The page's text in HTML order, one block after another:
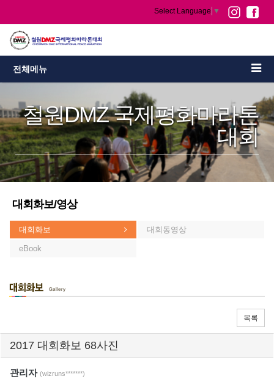
Select Language ▼
전체메뉴
철원DMZ 국제평화마라톤
대회
대회화보/영상
대회화보 대회동영상
eBook
목록
2017 대회화보 68사진
관리자 (wizruns*******)